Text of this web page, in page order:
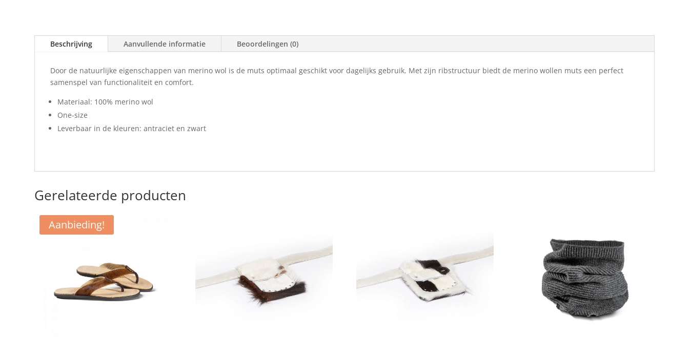
Beschrijving Aanvullende informatie Beoordelingen (0)
Door de natuurlijke eigenschappen van merino wol is de muts optimaal geschikt voor dagelijks gebruik. Met zijn ribstructuur biedt de merino wollen muts een perfect
samenspel van functionaliteit en comfort.
Materiaal: 100% merino wol
One-size
Leverbaar in de kleuren: antraciet en zwart
Gerelateerde producten
Aanbieding!